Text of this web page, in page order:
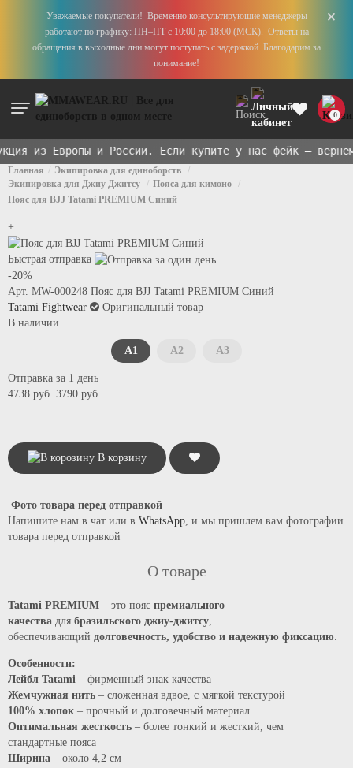
+
Уважаемые покупатели! Временно консультирующие менеджеры
работают по графику: ПН–ПТ с 10:00 до 18:00 (МСК). Ответы на
обращения в выходные дни могут поступать с задержкой. Благодарим за
понимание!
0
из Европы и России. Если купите у нас фейк — вернем
Главная
Экипировка для единоборств
Экипировка для Джиу Джитсу
Пояса для кимоно
Пояс для BJJ Tatami PREMIUM Синий
+
Быстрая отправка
-20%
Арт. MW-000248 Пояс для BJJ Tatami PREMIUM Синий
Tatami Fightwear
Оригинальный товар
В наличии
A1 A2 A3
Отправка за 1 день
4738 руб. 3790 руб.
В корзину
Фото товара перед отправкой
Напишите нам в чат или в WhatsApp, и мы пришлем вам фотографии
товара перед отправкой
О товаре
Tatami PREMIUM – это пояс премиального
качества для бразильского джиу-джитсу
обеспечивающий долговечность, удобство и надежную фиксацию
Особенности:
Лейбл Tatami – фирменный знак качества
Жемчужная нить – сложенная вдвое, с мягкой текстурой
100% хлопок – прочный и долговечный материал
Оптимальная жесткость – более тонкий и жесткий, чем
стандартные пояса
Ширина – около 4,2 см